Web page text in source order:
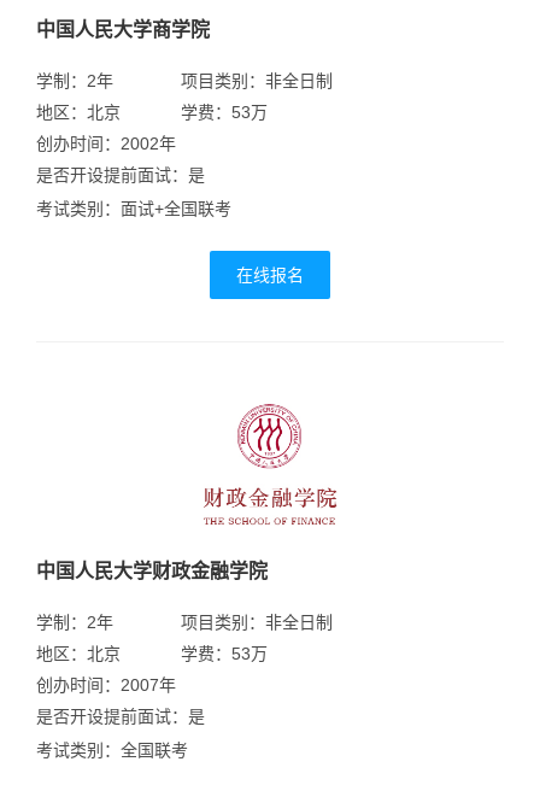
中国人民大学商学院
学制：2年
地区：北京
项目类别：非全日制
学费：53万
创办时间：2002年
是否开设提前面试：是
考试类别：面试+全国联考
在线报名
中国人民大学财政金融学院
学制：2年
地区：北京
项目类别：非全日制
学费：53万
创办时间：2007年
是否开设提前面试：是
考试类别：全国联考